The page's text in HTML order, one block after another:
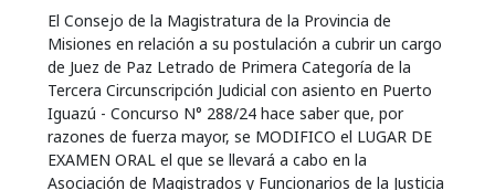
El Consejo de la Magistratura de la Provincia de
Misiones en relación a su postulación a cubrir un cargo
de Juez de Paz Letrado de Primera Categoría de la
Tercera Circunscripción Judicial con asiento en Puerto
Iguazú - Concurso N° 288/24 hace saber que, por
razones de fuerza mayor, se MODIFICO el LUGAR DE
EXAMEN ORAL el que se llevará a cabo en la
Asociación de Magistrados y Funcionarios de la Justicia